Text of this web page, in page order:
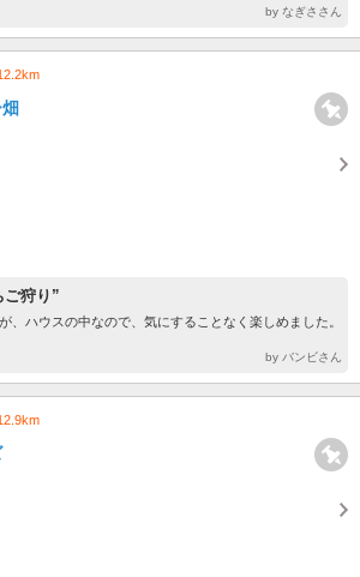
by なぎささん
ご狩り”
、ハウスの中なので、気にすることなく楽しめました。
by バンビさん